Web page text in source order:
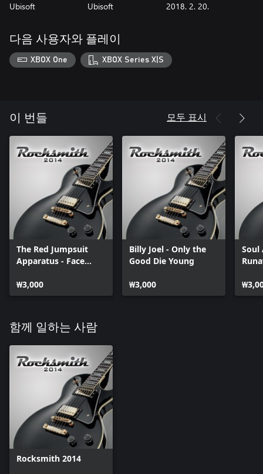
Ubisoft Ubisoft 2018. 2. 20.
다음 사용자와 플레이
XBOX One XBOX Series X|S
이 번들 모두 표시
The Red Jumpsuit
Apparatus - Face
₩3,000
Billy Joel - Only the
Good Die Young
₩3,000
Soul
함께 일하는 사람
Rocksmith 2014